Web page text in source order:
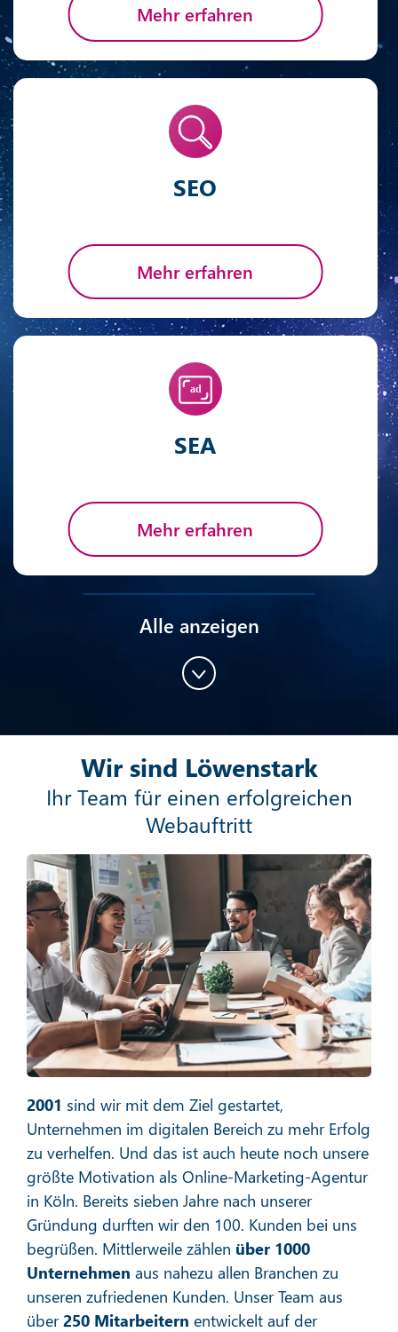
Mehr erfahren
SEO
Mehr erfahren
SEA
Mehr erfahren
Mehr erfahren
Social Media Marketing
Mehr erfahren
E-Mail-Marketing
Mehr erfahren
Alle anzeigen
Wir sind Löwenstark
Ihr Team für einen erfolgreichen
Webauftritt
2001 sind wir mit dem Ziel gestartet,
Unternehmen im digitalen Bereich zu mehr Erfolg
zu verhelfen. Und das ist auch heute noch unsere
größte Motivation als Online-Marketing-Agentur
in Köln. Bereits sieben Jahre nach unserer
Gründung durften wir den 100. Kunden bei uns
begrüßen. Mittlerweile zählen über 1000
Unternehmen aus nahezu allen Branchen zu
unseren zufriedenen Kunden. Unser Team aus
über250 Mitarbeitern entwickelt auf der